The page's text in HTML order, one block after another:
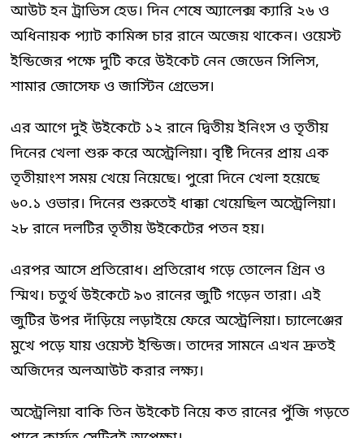
আউট হন ট্রাভিস হেড। দিন শেষে অ্যালেক্স ক্যারি ২৬ ও
অধিনায়ক প্যাট কামিন্স চার রানে অজেয় থাকেন। ওয়েস্ট
ইন্ডিজের পক্ষে দুটি করে উইকেট নেন জেডেন সিলিস,
শামার জোসেফ ও জাস্টিন গ্রেভেস।
এর আগে দুই উইকেটে ১২ রানে দ্বিতীয় ইনিংস ও তৃতীয়
দিনের খেলা শুরু করে অস্ট্রেলিয়া। বৃষ্টি দিনের প্রায় এক
তৃতীয়াংশ সময় খেয়ে নিয়েছে। পুরো দিনে খেলা হয়েছে
৬০.১ ওভার। দিনের শুরুতেই ধাক্কা খেয়েছিল অস্ট্রেলিয়া।
২৮ রানে দলটির তৃতীয় উইকেটের পতন হয়।
এরপর আসে প্রতিরোধ। প্রতিরোধ গড়ে তোলেন গ্রিন ও
স্মিথ। চতুর্থ উইকেটে ৯৩ রানের জুটি গড়েন তারা। এই
জুটির উপর দাঁড়িয়ে লড়াইয়ে ফেরে অস্ট্রেলিয়া। চ্যালেঞ্জের
মুখে পড়ে যায় ওয়েস্ট ইন্ডিজ। তাদের সামনে এখন দ্রুতই
অজিদের অলআউট করার লক্ষ্য।
অস্ট্রেলিয়া বাকি তিন উইকেট নিয়ে কত রানের পুঁজি গড়তে